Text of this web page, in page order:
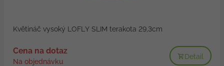
Květináč vysoký LOFLY SLIM terakota 29,3cm
Cena na dotaz
Na objednávku
Detail